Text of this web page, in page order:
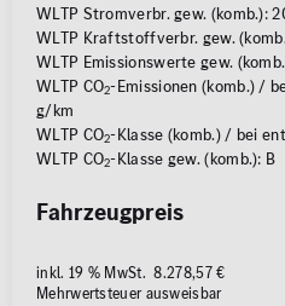
WLTP Stromverbr. gew. (komb.):
WLTP Kraftstoffverbr. gew.
WLTP Emissionswerte gew.
WLTP CO2-Emissionen (komb.) /
g/km
WLTP CO2-Klasse (komb.) / bei
WLTP CO2-Klasse gew. (komb.): B
Fahrzeugpreis
inkl. 19 % MwSt. 8.278,57 €
Mehrwertsteuer ausweisbar